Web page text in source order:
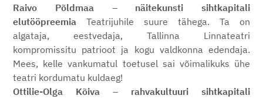
Raivo Põldmaa– näitekunsti sihtkapitali
elutööpreemia Teatrijuhile suure tähega. Ta on
algataja, eestvedaja, Tallinna Linnateatri
kompromissitu patrioot ja kogu valdkonna edendaja.
Mees, kelle vankumatul toetusel sai võimalikuks ühe
teatri kordumatu kuldaeg!
Ottilie-Olga Kõiva – rahvakultuuri sihtkapitali